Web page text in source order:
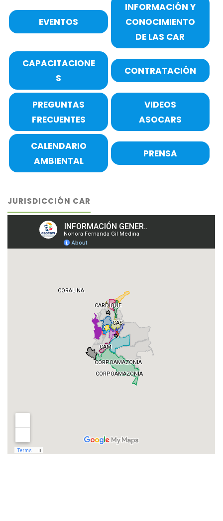
EVENTOS
INFORMACIÓN Y
CONOCIMIENTO
DE LAS CAR
CAPACITACIONE
S
CONTRATACIÓN
PREGUNTAS
FRECUENTES
VIDEOS
ASOCARS
CALENDARIO
AMBIENTAL
PRENSA
JURISDICCIÓN CAR